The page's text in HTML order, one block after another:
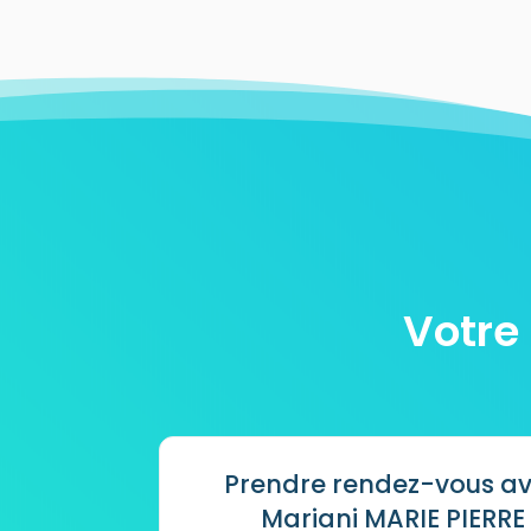
Votre
Prendre rendez-vous
Mariani MARIE PIERRE